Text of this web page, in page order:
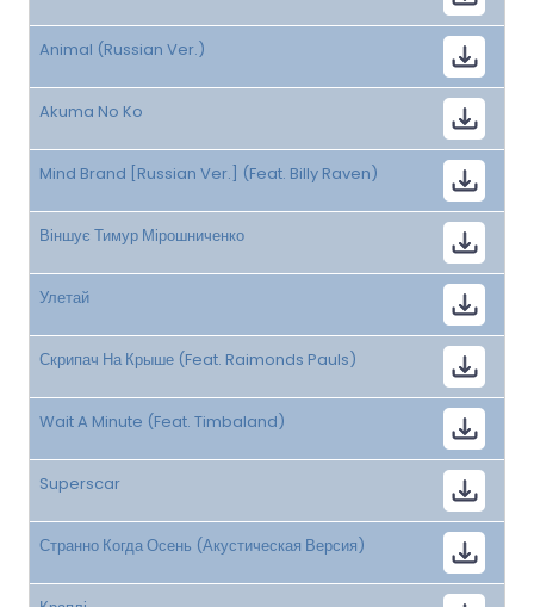
Animal (Russian Ver.)
Akuma No Ko
Mind Brand [Russian Ver.] (Feat. Billy Raven)
Віншує Тимур Мірошниченко
Улетай
Скрипач На Крыше (Feat. Raimonds Pauls)
Wait A Minute (Feat. Timbaland)
Superscar
Странно Когда Осень (Акустическая Версия)